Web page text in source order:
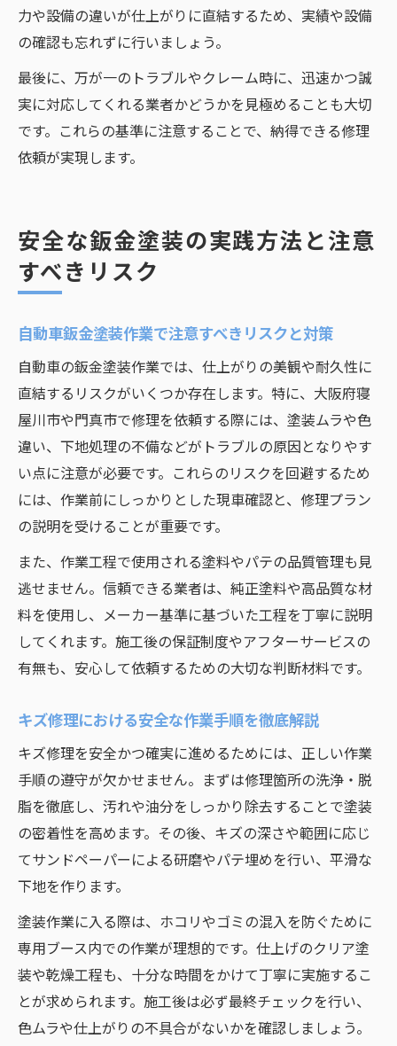
力や設備の違いが仕上がりに直結するため、実績や設備
の確認も忘れずに行いましょう。
最後に、万が一のトラブルやクレーム時に、迅速かつ誠
実に対応してくれる業者かどうかを見極めることも大切
です。これらの基準に注意することで、納得できる修理
依頼が実現します。
安全な鈑金塗装の実践方法と注意
すべきリスク
自動車鈑金塗装作業で注意すべきリスクと対策
自動車の鈑金塗装作業では、仕上がりの美観や耐久性に
直結するリスクがいくつか存在します。特に、大阪府寝
屋川市や門真市で修理を依頼する際には、塗装ムラや色
違い、下地処理の不備などがトラブルの原因となりやす
い点に注意が必要です。これらのリスクを回避するため
には、作業前にしっかりとした現車確認と、修理プラン
の説明を受けることが重要です。
また、作業工程で使用される塗料やパテの品質管理も見
逃せません。信頼できる業者は、純正塗料や高品質な材
料を使用し、メーカー基準に基づいた工程を丁寧に説明
してくれます。施工後の保証制度やアフターサービスの
有無も、安心して依頼するための大切な判断材料です。
キズ修理における安全な作業手順を徹底解説
キズ修理を安全かつ確実に進めるためには、正しい作業
手順の遵守が欠かせません。まずは修理箇所の洗浄・脱
脂を徹底し、汚れや油分をしっかり除去することで塗装
の密着性を高めます。その後、キズの深さや範囲に応じ
てサンドペーパーによる研磨やパテ埋めを行い、平滑な
下地を作ります。
塗装作業に入る際は、ホコリやゴミの混入を防ぐために
専用ブース内での作業が理想的です。仕上げのクリア塗
装や乾燥工程も、十分な時間をかけて丁寧に実施するこ
とが求められます。施工後は必ず最終チェックを行い、
色ムラや仕上がりの不具合がないかを確認しましょう。